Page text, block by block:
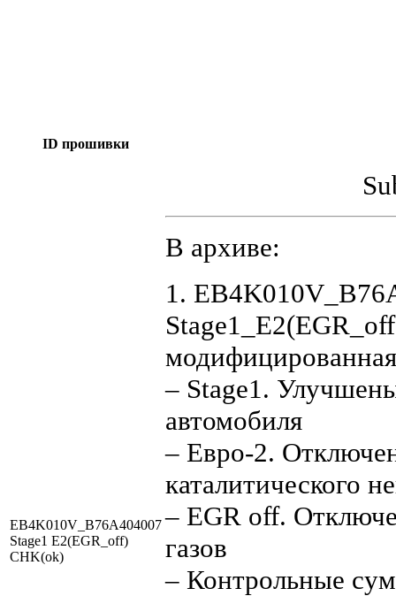
ID прошивки
EB4K010V_B76A404007
Stage1 E2(EGR_off)
CHK(ok)
В архиве:
1.
– Stage1.
автомобиля
– Евро-2.
каталитического
– EGR off.
газов
– Контрольные